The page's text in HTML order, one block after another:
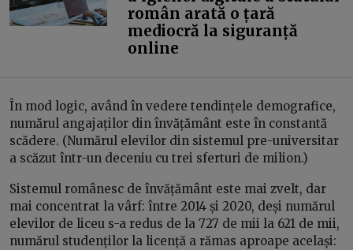
român arată o țară
mediocră la siguranță
online
În mod logic, având în vedere tendințele demografice,
numărul angajaților din învățământ este în constantă
scădere. (Numărul elevilor din sistemul pre-universitar
a scăzut într-un deceniu cu trei sferturi de milion.)
Sistemul românesc de învățământ este mai zvelt, dar
mai concentrat la vârf: între 2014 și 2020, deși numărul
elevilor de liceu s-a redus de la 727 de mii la 621 de mii,
numărul studenților la licență a rămas aproape același: